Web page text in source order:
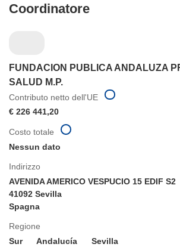
Coordinatore
FUNDACION PUBLICA ANDALUZA
SALUD M.P.
Contributo netto dell'UE
€ 226 441,20
Indirizzo
AVENIDA AMERICO VESPUCIO 15 EDIF S2
41092 Sevilla
Spagna
Regione
Sur
Andalucía Sevilla
Costo totale
Nessun dato